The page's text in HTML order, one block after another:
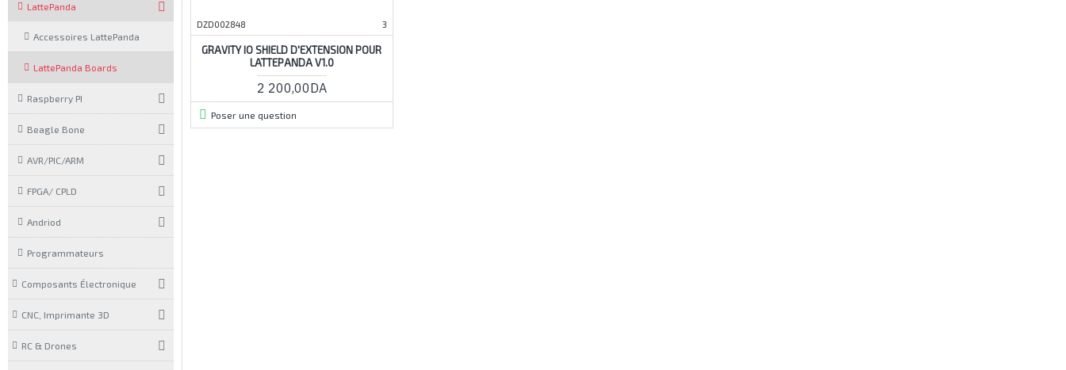
LattePanda
Accessoires LattePanda
LattePanda Boards
Raspberry PI
Beagle Bone
AVR/PIC/ARM
FPGA/ CPLD
Andriod
Programmateurs
Composants Électronique
CNC, Imprimante 3D
RC & Drones
DZD002848 3
GRAVITY IO SHIELD D'EXTENSION POUR
LATTEPANDA V1.0
2 200,00DA
Poser une question